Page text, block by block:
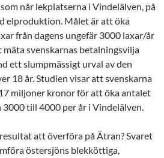
når lekplatserna i Vindelälven, på
elproduktion. Målet är att öka
från dagens ungefär 3000 laxar/år
svenskarnas betalningsvilja
ett slumpmässigt urval av den
18 år. Studien visar att svenskarna
miljoner kronor för att öka antalet
till 4000 per år i Vindelälven.
att överföra på Ätran? Svaret
östersjöns blekköttiga,